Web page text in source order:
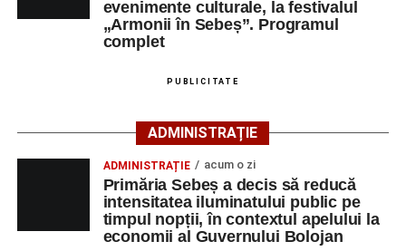
ediție a concursului MTB „Cicloaventurier de Sebeș”
care se va desfășura la Râpa Roșie.
Publicul adult va avea la dispoziție o serie de evenimente
artiști locali și salonul literar„Armonia artelor”
Festivalul va cuprinde și o seară dedicată tradițiilor
săsești, precum și un spectacol folcloric organizat în
memoria interpretului Felician Fărcașiu.
Printre momentele de atracție se numără spectacolul de
evenimente culturale, la festivalul
„Armonii în Sebeș”. Programul
complet
PUBLICITATE
ADMINISTRAȚIE
ADMINISTRAȚIE acum o zi
Primăria Sebeș a decis să reducă
intensitatea iluminatului public pe
timpul nopții, în contextul apelului la
economii al Guvernului Bolojan